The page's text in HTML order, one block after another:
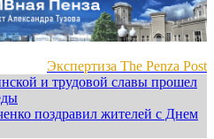
Экспертиза The Penza Post
и трудовой славы прошел
поздравил жителей с Днем